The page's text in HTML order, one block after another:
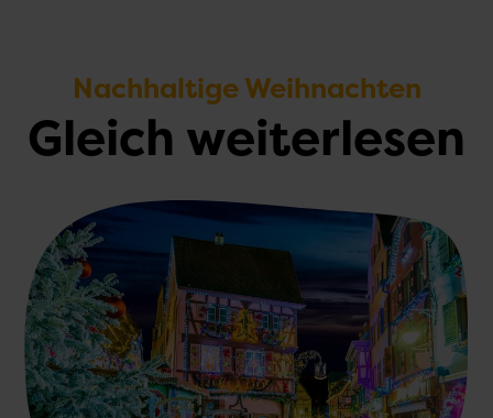
Nachhaltige Weihnachten
Gleich weiterlesen